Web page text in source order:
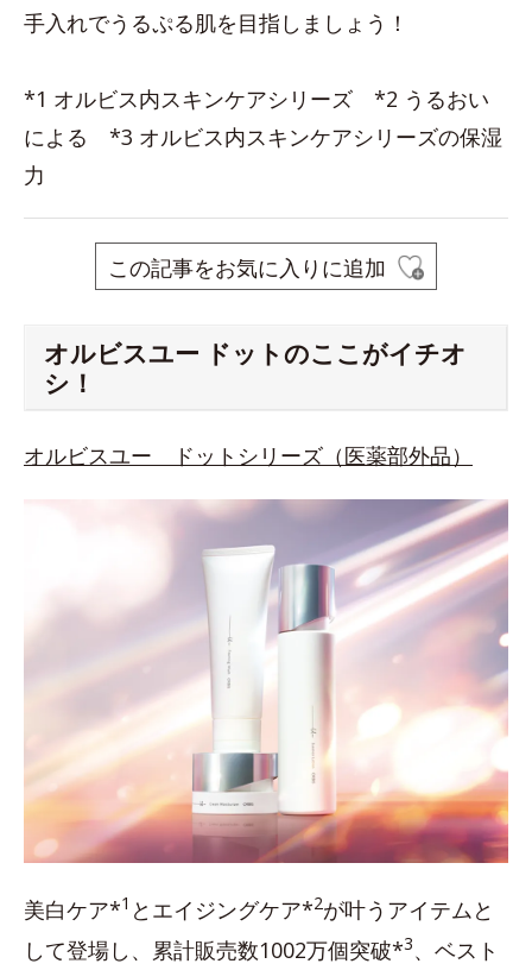
手入れでうるぷる肌を目指しましょう！
*1 オルビス内スキンケアシリーズ *2 うるおい
による *3 オルビス内スキンケアシリーズの保湿
力
この記事をお気に入りに追加
オルビスユー ドットのここがイチオ
シ！
オルビスユー ドットシリーズ（医薬部外品）
美白ケア*1 とエイジングケア*2が叶うアイテムと
して登場し、累計販売数1002万個突破*3、ベスト